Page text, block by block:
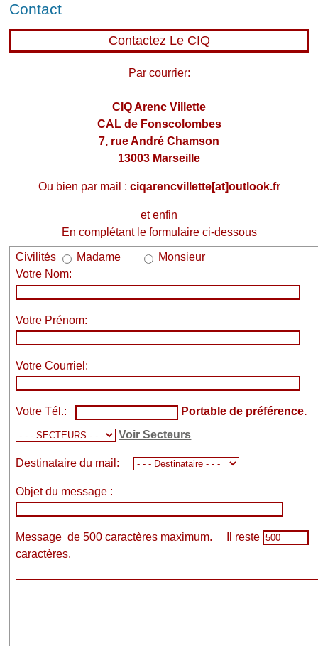
Contact
Contactez Le CIQ
Par courrier:
CIQ Arenc Villette
CAL de Fonscolombes
7, rue André Chamson
13003 Marseille
Ou bien par mail : ciqarencvillette[at]outlook.fr
et enfin
En complétant le formulaire ci-dessous
Civilités
Madame
Monsieur
Votre Nom:
Votre Prénom:
Votre Courriel:
Votre Tél.:
Portable de préférence.
Voir Secteurs
Destinataire du mail:
Objet du message :
Message de 500 caractères maximum. Il reste
caractères.